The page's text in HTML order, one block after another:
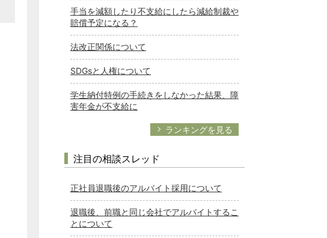
手当を減額したり不支給にしたら減給制裁や
賠償予定になる？
法改正関係について
SDGsと人権について
学生納付特例の手続きをしなかった結果、障
害年金が不支給に
ランキングを見る
注目の相談スレッド
正社員退職後のアルバイト採用について
退職後、前職と同じ会社でアルバイトするこ
とについて